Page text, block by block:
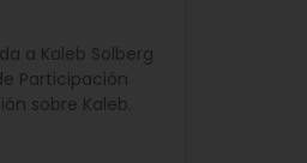
a Kaleb Solberg
Participación
sobre Kaleb.